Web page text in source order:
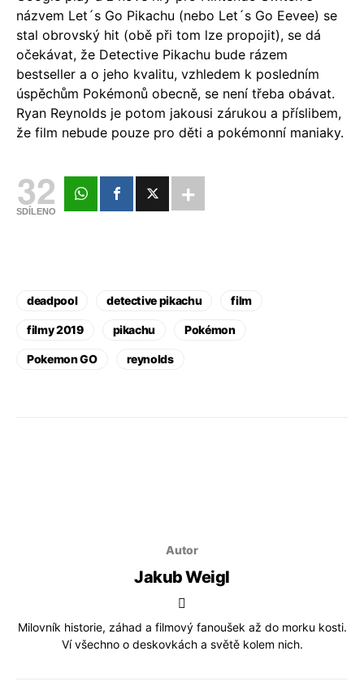
názvem Let´s Go Pikachu (nebo Let´s Go Eevee) se
stal obrovský hit (obě při tom lze propojit), se dá
očekávat, že Detective Pikachu bude rázem
bestseller a o jeho kvalitu, vzhledem k posledním
úspěchům Pokémonů obecně, se není třeba obávat.
Ryan Reynolds je potom jakousi zárukou a příslibem,
že film nebude pouze pro děti a pokémonní maniaky.
32
SDÍLENO
deadpool detective pikachu film
filmy 2019 pikachu Pokémon
Pokemon GO reynolds
Autor
Jakub Weigl
Milovník historie, záhad a filmový fanoušek až do morku kosti.
Ví všechno o deskovkách a světě kolem nich.